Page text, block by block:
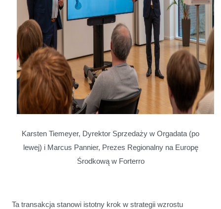
Karsten Tiemeyer, Dyrektor Sprzedaży w Orgadata (po
lewej) i Marcus Pannier, Prezes Regionalny na Europę
Środkową w Forterro
Ta transakcja stanowi istotny krok w strategii wzrostu